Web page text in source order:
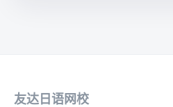
友达日语网校